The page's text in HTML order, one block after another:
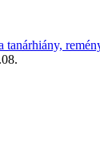
tanárhiány,